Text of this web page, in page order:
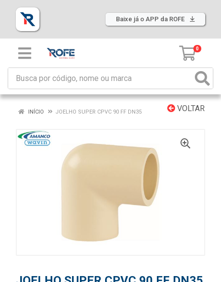
Baixe já o APP da ROFE
0
VOLTAR
INÍCIO JOELHO SUPER CPVC 90 FF DN35